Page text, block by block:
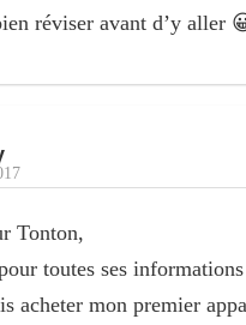
réviser avant d’y aller
Tonton,
toutes ses
acheter mon premier